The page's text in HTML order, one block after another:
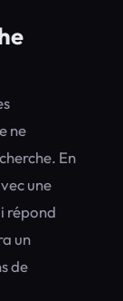
ne
En
une
répond
un
de